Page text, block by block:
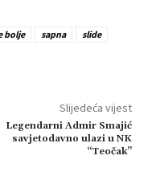
bolje sapna
slide
Slijedeća vijest
Legendarni Admir Smajić
savjetodavno ulazi u NK
“Teočak”